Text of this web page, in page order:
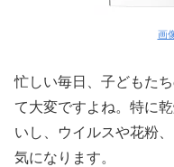
画
忙しい毎日、子どもた
て大変ですよね。特に
いし、ウイルスや花粉
気になります。